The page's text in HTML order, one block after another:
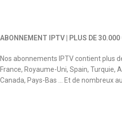
ABONNEMENT IPTV | PLUS DE 30.000
Nos abonnements IPTV contient plus
France, Royaume-Uni, Spain, Turquie,
Canada, Pays-Bas … Et de nombreux